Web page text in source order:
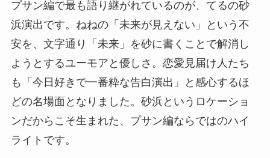
プサン編で最も語り継がれているのが、てるの砂
浜演出です。ねねの「未来が見えない」という不
安を、文字通り「未来」を砂に書くことで解消し
ようとするユーモアと優しさ。恋愛見届け人たち
も「今日好きで一番粋な告白演出」と感心するほ
どの名場面となりました。砂浜というロケーショ
ンだからこそ生まれた、プサン編ならではのハイ
ライトです。